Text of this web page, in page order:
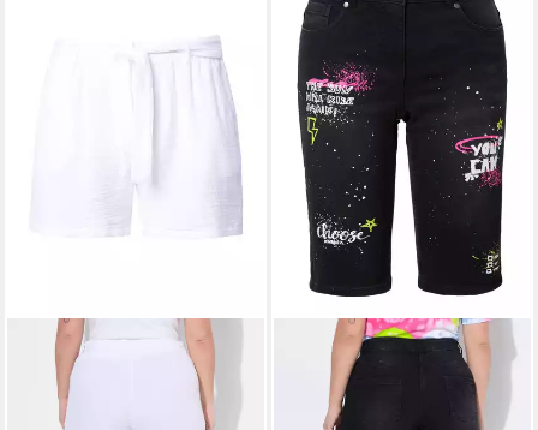
ANGEL OF STYLE
Jeansshorts Shorts weites
Bein Musselin Bindeband
29,99 €
49,99 €
ANGEL OF STYLE
5-Pocket-Jeans Jeans-
Bermuda gerades Bein Print
35,99 €